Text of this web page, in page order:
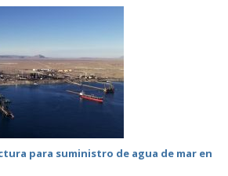
para suministro de agua de mar en